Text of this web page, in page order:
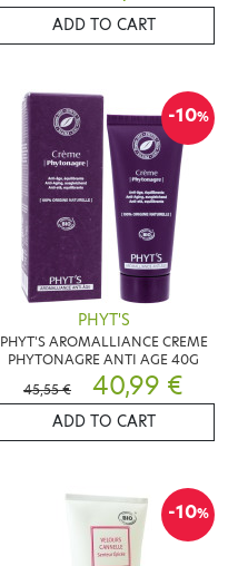
ADD TO CART
-10%
PHYT'S
PHYT'S AROMALLIANCE CREME
PHYTONAGRE ANTI AGE 40G
45,55 €
40,99 €
ADD TO CART
-10%